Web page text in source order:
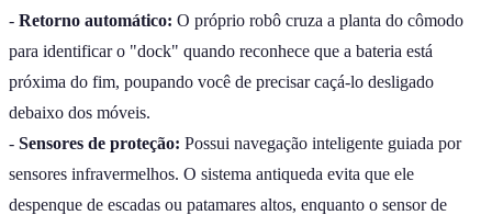
- Retorno automático: O próprio robô cruza a planta do cômodo
para identificar o "dock" quando reconhece que a bateria está
próxima do fim, poupando você de precisar caçá-lo desligado
debaixo dos móveis.
- Sensores de proteção: Possui navegação inteligente guiada por
sensores infravermelhos. O sistema antiqueda evita que ele
despenque de escadas ou patamares altos, enquanto o sensor de